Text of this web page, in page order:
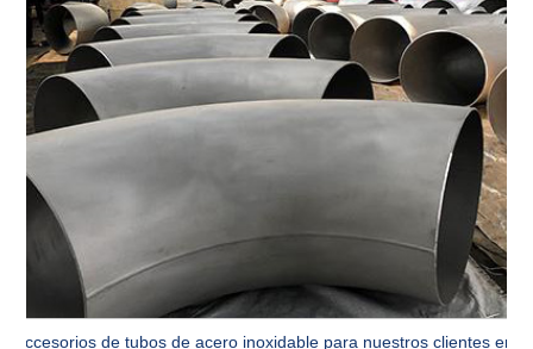
Accesorios de tubos de acero inoxidable para nuestros clientes en